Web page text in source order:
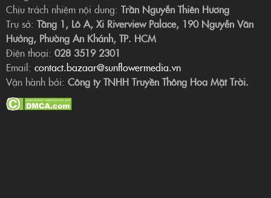
Chịu trách nhiệm nội dung: Trần Nguyễn Thiên Hương
Trụ sở: Tầng 1, Lô A, Xi Riverview Palace, 190 Nguyễn Văn
Hưởng, Phường An Khánh, TP. HCM
Điện thoại: 028 3519 2301
Email: contact.bazaar@sunflowermedia.vn
Vận hành bởi: Công ty TNHH Truyền Thông Hoa Mặt Trời.